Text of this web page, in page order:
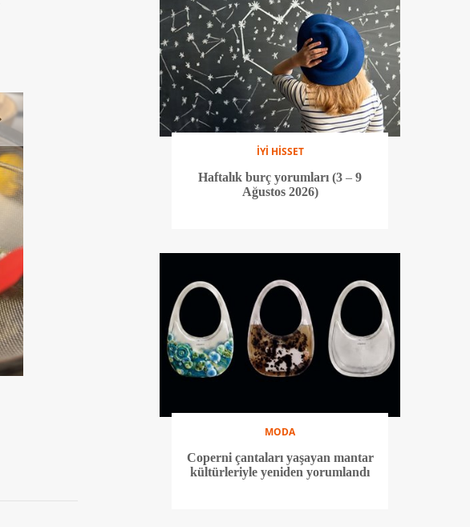
İYİ HİSSET
Haftalık burç yorumları (3 – 9
Ağustos 2026)
MODA
Coperni çantaları yaşayan mantar
kültürleriyle yeniden yorumlandı